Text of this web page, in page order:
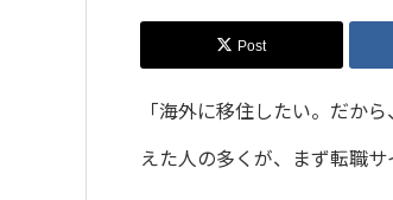
Post
「海外に移住したい。だか
えた人の多くが、まず転職サ